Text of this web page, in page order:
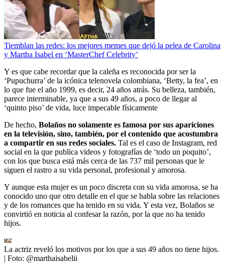
Tiemblan las redes: los mejores memes que dejó la pelea de Carolina
y Martha Isabel en ‘MasterChef Celebrity’
Y es que cabe recordar que la caleña es reconocida por ser la
‘Pupuchurra’ de la icónica telenovela colombiana, ‘Betty, la fea’, en
lo que fue el año 1999, es decir, 24 años atrás. Su belleza, también,
parece interminable, ya que a sus 49 años, a poco de llegar al
‘quinto piso’ de vida, luce impecable físicamente
De hecho, Bolaños no solamente es famosa por sus apariciones
en la televisión, sino, también, por el contenido que acostumbra
a compartir en sus redes sociales. Tal es el caso de Instagram, red
social en la que publica videos y fotografías de ‘todo un poquito’,
con los que busca está más cerca de las 737 mil personas que le
siguen el rastro a su vida personal, profesional y amorosa.
Y aunque esta mujer es un poco discreta con su vida amorosa, se ha
conocido uno que otro detalle en el que se habla sobre las relaciones
y de los romances que ha tenido en su vida. Y esta vez, Bolaños se
convirtió en noticia al confesar la razón, por la que no ha tenido
hijos.
La actriz reveló los motivos por los que a sus 49 años no tiene hijos.
| Foto: @marthaisabelii